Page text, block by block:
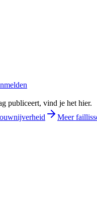
publiceert, vind je het hier.
Meer